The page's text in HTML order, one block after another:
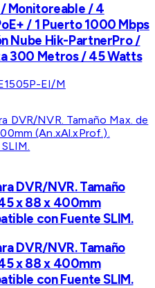
Monitoreable / 4
/ 1 Puerto 1000 Mbps
Nube Hik-PartnerPro /
300 Metros / 45 Watts
EI/M
DVR/NVR. Tamaño
x 88 x 400mm
con Fuente SLIM.
DVR/NVR. Tamaño
x 88 x 400mm
con Fuente SLIM.